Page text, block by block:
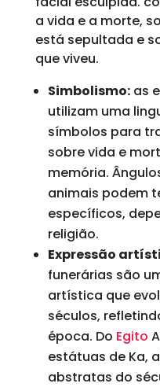
a vida e a morte,
está sepultada e
que viveu.
Simbolismo:as
utilizam uma
símbolos para
sobre vida e
memória.
animais podem
específicos,
religião.
Expressão
funerárias são
artística que
séculos,
época. Do Egito
estátuas de Ka,
abstratas do